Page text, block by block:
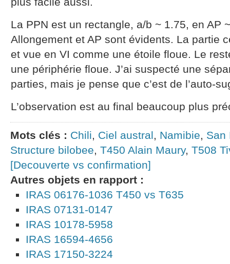
La PPN est un rectangle, a/b ~ 1.75, en AP
Allongement et AP sont évidents. La partie
et vue en VI comme une étoile floue. Le
une périphérie floue. J’ai suspecté une
parties, mais je pense que c’est de l’auto-
L’observation est au final beaucoup plus
Mots clés : Chili, Ciel austral, Namibie, San
Structure bilobee, T450 Alain Maury, T508
[Decouverte vs confirmation]
Autres objets en rapport :
IRAS 06176-1036 T450 vs T635
IRAS 07131-0147
IRAS 10178-5958
IRAS 16594-4656
IRAS 17150-3224